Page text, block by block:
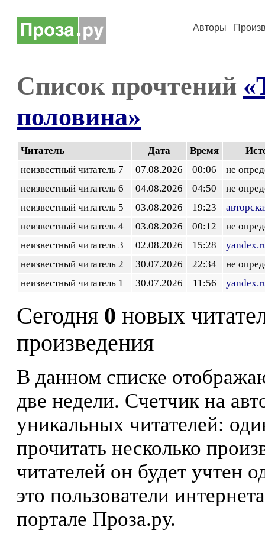
Авторы
Список прочтений
половина»
Читатель Дата Время
неизвестный читатель 7
07.08.2026 00:06
не
неизвестный читатель 6
04.08.2026 04:50
не
неизвестный читатель 5
03.08.2026 19:23
неизвестный читатель 4
03.08.2026 00:12
не
неизвестный читатель 3
02.08.2026 15:28
неизвестный читатель 2
30.07.2026 22:34
не
неизвестный читатель 1
30.07.2026 11:56
Сегодня 0 новых
произведения
В данном списке
две недели. Счетчик на
уникальных читателей:
прочитать несколько
читателей он будет учтен
это пользователи
портале Проза.ру.